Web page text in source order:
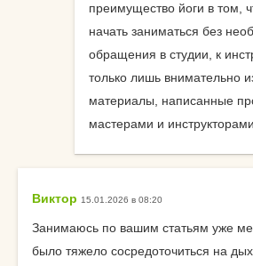
преимущество йоги в том,
начать заниматься без
обращения в студии, к
только лишь внимательно
материалы, написанные
мастерами и инструкторами.
Виктор 15.01.2026 в 08:20
Занимаюсь по вашим статьям уже
было тяжело сосредоточиться на